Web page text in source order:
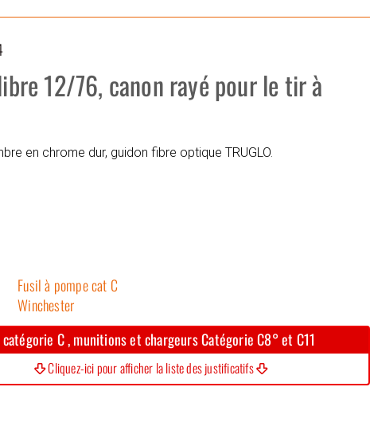
12/76, canon rayé pour le tir à
en chrome dur, guidon fibre optique TRUGLO.
Fusil à pompe cat C
Winchester
C , munitions et chargeurs Catégorie C8° et C11
Cliquez-ici pour afficher la liste des justificatifs